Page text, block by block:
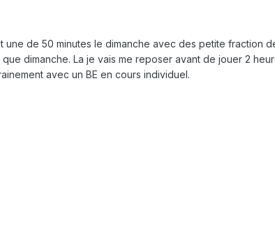
de 50 minutes le dimanche avec des petite fraction
dimanche. La je vais me reposer avant de jouer 2
avec un BE en cours individuel.